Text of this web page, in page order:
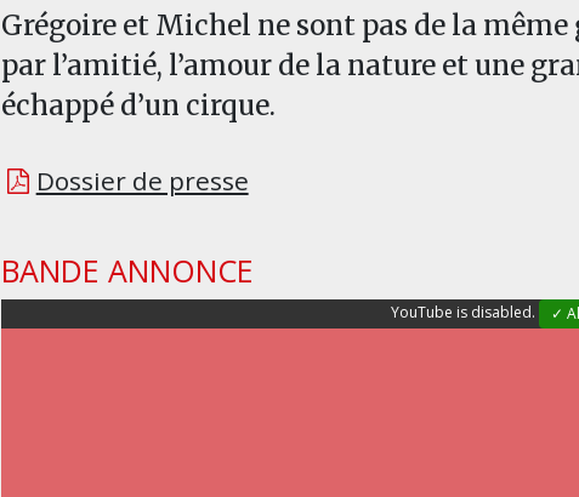
Grégoire et Michel ne sont pas de la
par l’amitié, l’amour de la nature et une
échappé d’un cirque.
Dossier de presse
BANDE ANNONCE
YouTube is disabled. ✓